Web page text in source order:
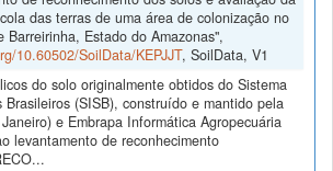
das terras de uma área de colonização no
Barreirinha, Estado do Amazonas",
10.60502/SoilData/KEPJJT, SoilData, V1
do solo originalmente obtidos do Sistema
(SISB), construído e mantido pela
e Embrapa Informática Agropecuária
levantamento de reconhecimento